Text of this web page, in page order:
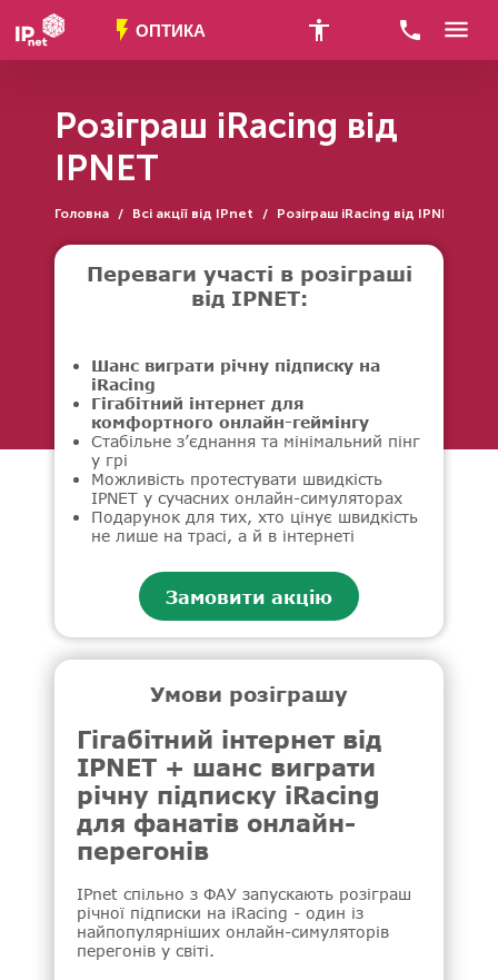
flash_on ОПТИКА accessibility_new
call menu
Розіграш iRacing від
IPNET
Головна / Всі акції від IPnet / Розіграш iRacing від IPNET
Переваги участі в розіграші
від IPNET:
Шанс виграти річну підписку на
iRacing
Гігабітний інтернет для
комфортного онлайн-геймінгу
Стабільне з’єднання та мінімальний пінг
у грі
Можливість протестувати швидкість
IPNET у сучасних онлайн-симуляторах
Подарунок для тих, хто цінує швидкість
не лише на трасі, а й в інтернеті
Замовити акцію
Умови розіграшу
Гігабітний інтернет від
IPNET + шанс виграти
річну підписку iRacing
для фанатів онлайн-
перегонів
IPnet спільно з ФАУ запускають розіграш
річної підписки на iRacing - один із
найпопулярніших онлайн-симуляторів
перегонів у світі.